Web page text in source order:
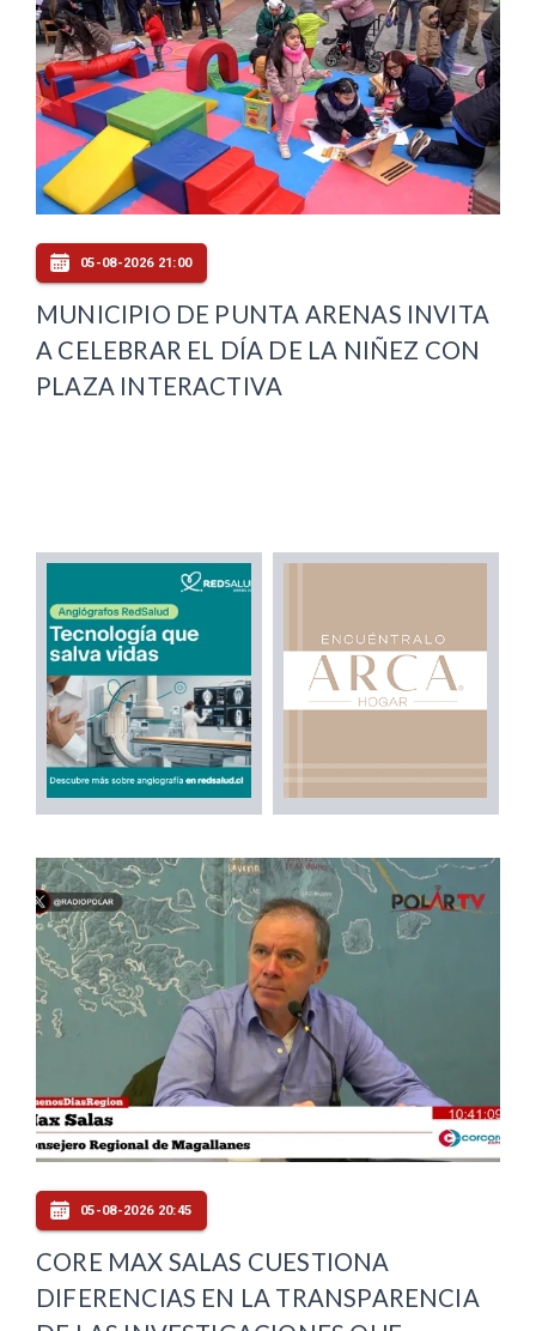
05-08-2026 21:00
MUNICIPIO DE PUNTA ARENAS INVITA
A CELEBRAR EL DÍA DE LA NIÑEZ CON
PLAZA INTERACTIVA
05-08-2026 20:45
CORE MAX SALAS CUESTIONA
DIFERENCIAS EN LA TRANSPARENCIA